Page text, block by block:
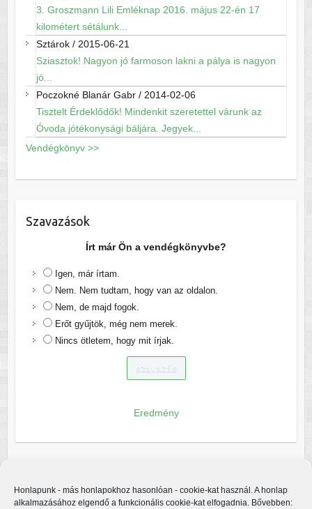
Honlapunk - más honlapokhoz hasonlóan - cookie-kat használ. A honlap
alkalmazásához elgendő a funkcionális cookie-kat elfogadnia. Bővebben:
3. Groszmann Lili Emléknap 2016. május 22-én 17
kilométert sétálunk...
Sztárok/ 2015-06-21
Sziasztok! Nagyon jó farmoson lakni a pálya is nagyon
jó...
Poczokné Blanár Gabr/ 2014-02-06
Tisztelt Érdeklődők! Mindenkit szeretettel várunk az
Óvoda jótékonysági báljára. Jegyek...
Vendégkönyv >>
Szavazások
Írt már Ön a vendégkönyvbe?
Igen, már írtam.
Nem. Nem tudtam, hogy van az oldalon.
Nem, de majd fogok.
Erőt gyűjtök, még nem merek.
Nincs ötletem, hogy mit írjak.
Eredmény